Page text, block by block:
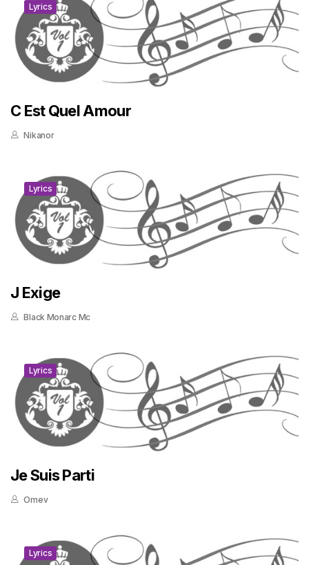
Lyrics
C Est Quel Amour
Nikanor
Lyrics
J Exige
Black Monarc Mc
Lyrics
Je Suis Parti
Omev
Lyrics